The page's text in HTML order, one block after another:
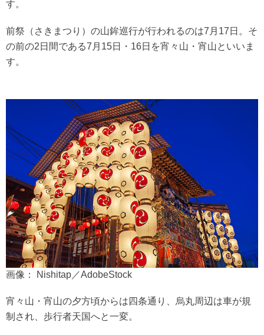
す。
前祭（さきまつり）の山鉾巡行が行われるのは7月17日。そ
の前の2日間である7月15日・16日を宵々山・宵山といいま
す。
画像： Nishitap／AdobeStock
宵々山・宵山の夕方頃からは四条通り、烏丸周辺は車が規
制され、歩行者天国へと一変。